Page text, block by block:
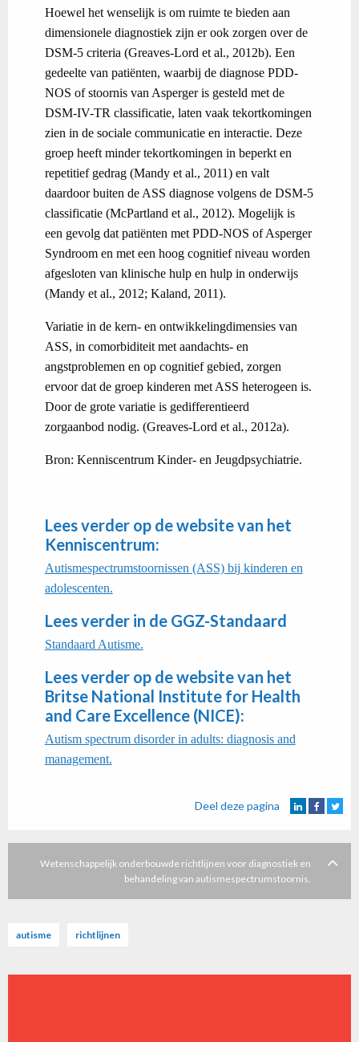
Hoewel het wenselijk is om ruimte te bieden aan
dimensionele diagnostiek zijn er ook zorgen over de
DSM-5 criteria (Greaves-Lord et al., 2012b). Een
gedeelte van patiënten, waarbij de diagnose PDD-
NOS of stoornis van Asperger is gesteld met de
DSM-IV-TR classificatie, laten vaak tekortkomingen
zien in de sociale communicatie en interactie. Deze
groep heeft minder tekortkomingen in beperkt en
repetitief gedrag (Mandy et al., 2011) en valt
daardoor buiten de ASS diagnose volgens de DSM-5
classificatie (McPartland et al., 2012). Mogelijk is
een gevolg dat patiënten met PDD-NOS of Asperger
Syndroom en met een hoog cognitief niveau worden
afgesloten van klinische hulp en hulp in onderwijs
(Mandy et al., 2012; Kaland, 2011).
Variatie in de kern- en ontwikkelingdimensies van
ASS, in comorbiditeit met aandachts- en
angstproblemen en op cognitief gebied, zorgen
ervoor dat de groep kinderen met ASS heterogeen is.
Door de grote variatie is gedifferentieerd
zorgaanbod nodig. (Greaves-Lord et al., 2012a).
Bron: Kenniscentrum Kinder- en Jeugdpsychiatrie.
Lees verder op de website van het
Kenniscentrum:
Autismespectrumstoornissen (ASS) bij kinderen en
adolescenten.
Lees verder in de GGZ-Standaard
Standaard Autisme.
Lees verder op de website van het
Britse National Institute for Health
and Care Excellence (NICE):
Autism spectrum disorder in adults: diagnosis and
management.
Deel deze pagina
Wetenschappelijk onderbouwde richtlijnen voor diagnostiek en
behandeling van autismespectrumstoornis.
autisme richtlijnen